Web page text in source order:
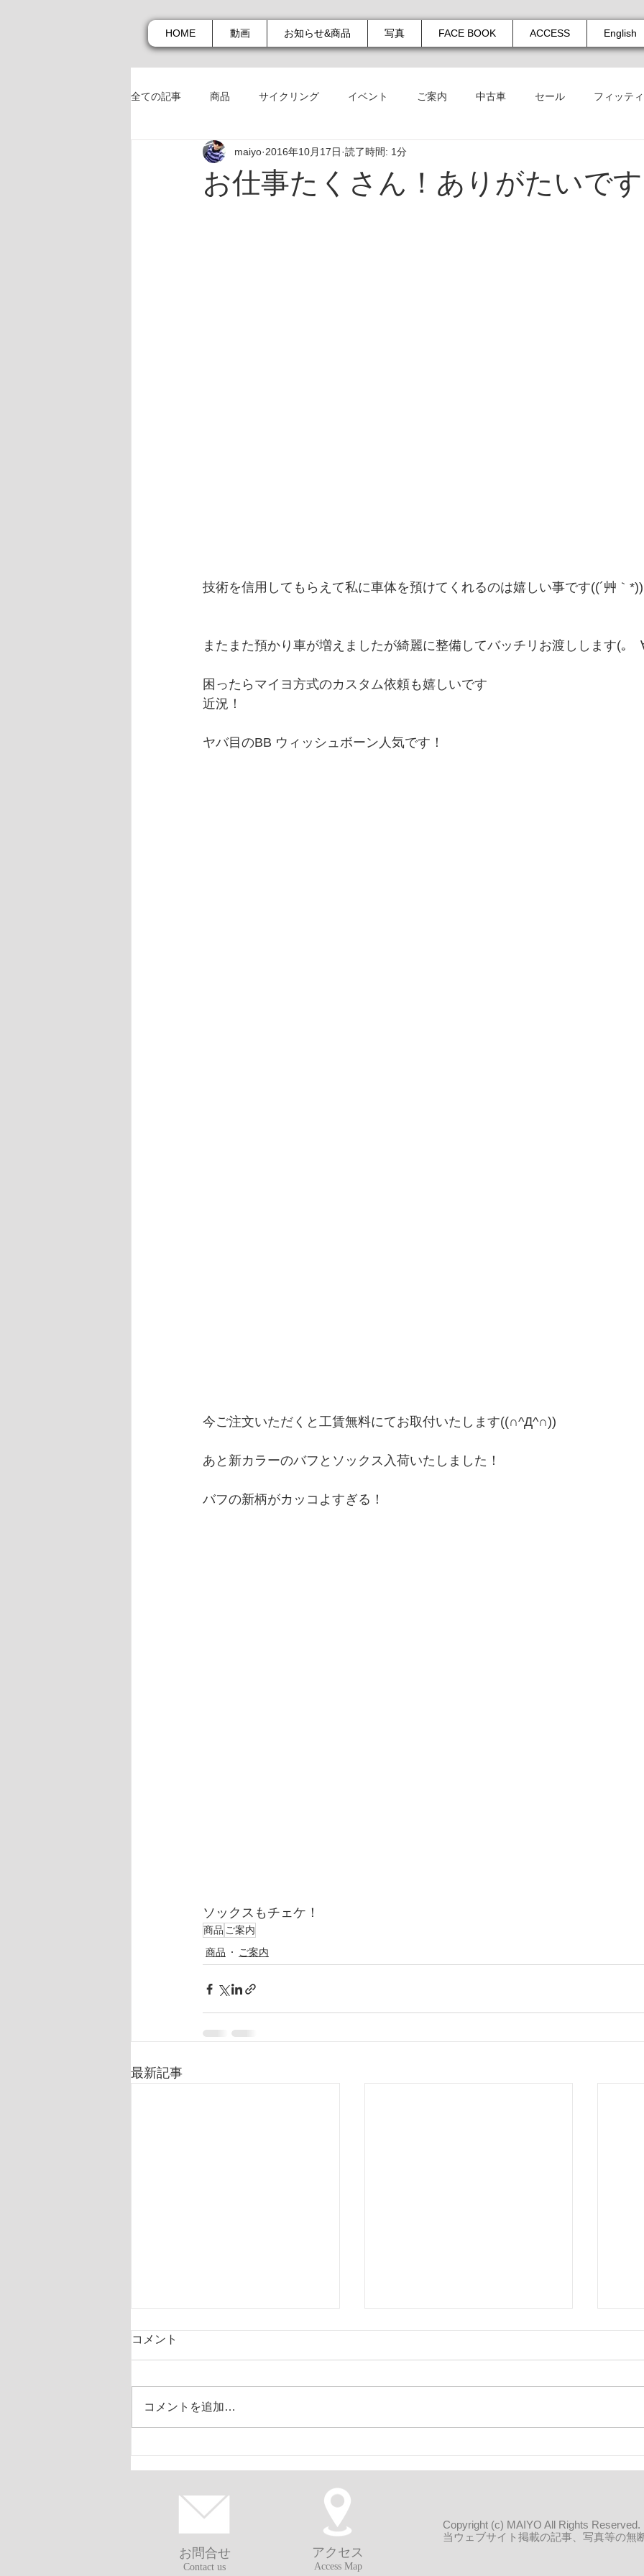
HOME 動画 お知らせ&商品 写真 FACE BOOK ACCESS English
全ての記事 商品 サイクリング イベント ご案内 中古車 セール フィッテ
お知らせ
お仕事たくさん！ありがたいです
maiyo 2016年10月17日 読了時間: 1分
技術を信用してもらえて私に車体を預けてくれるのは嬉しい事です((´艸｀*))
またまた預かり車が増えましたが綺麗に整備してバッチリお渡しします(｡
困ったらマイヨ方式のカスタム依頼も嬉しいです
近況！
ヤバ目のBB ウィッシュボーン人気です！
今ご注文いただくと工賃無料にてお取付いたします((∩^Д^∩))
あと新カラーのバフとソックス入荷いたしました！
バフの新柄がカッコよすぎる！
ソックスもチェケ！
商品 ご案内
商品
ご案内
最新記事
い
コメント
コメントを追加…
アクセス
Access Map
お問合せ
Contact us
Copyright (c) MAIYO All Rights Reserved.
当ウェブサイト掲載の記事、写真等の無